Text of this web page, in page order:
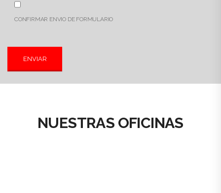
CONFIRMAR ENVIO DE FORMULARIO
NUESTRAS OFICINAS